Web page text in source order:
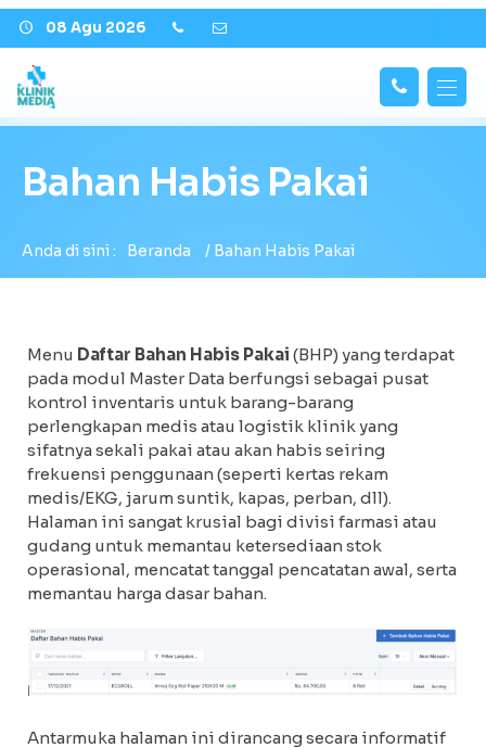
08 Agu 2026
Berita
Fitur
Gallery
Bahan Habis Pakai
Anda di sini : Beranda / Bahan Habis Pakai
Menu Daftar Bahan Habis Pakai (BHP) yang terdapat
pada modul Master Data berfungsi sebagai pusat
kontrol inventaris untuk barang-barang
perlengkapan medis atau logistik klinik yang
sifatnya sekali pakai atau akan habis seiring
frekuensi penggunaan (seperti kertas rekam
medis/EKG, jarum suntik, kapas, perban, dll).
Halaman ini sangat krusial bagi divisi farmasi atau
gudang untuk memantau ketersediaan stok
operasional, mencatat tanggal pencatatan awal, serta
memantau harga dasar bahan.
Antarmuka halaman ini dirancang secara informatif